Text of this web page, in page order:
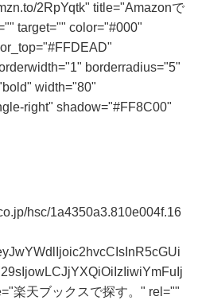
2RpYqtk" title="Amazonで
target="" color="#000"
borderradius="5"
width="80"
right" shadow="#FF8C00"
hsc/1a4350a3.810e004f.16
楽天ブックスで探す。" rel=""